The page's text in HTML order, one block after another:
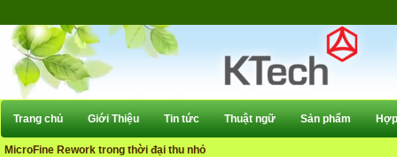
Trang chủ Giới Thiệu Tin tức Thuật ngữ Sản phẩm
MicroFine Rework trong thời đại thu nhỏ